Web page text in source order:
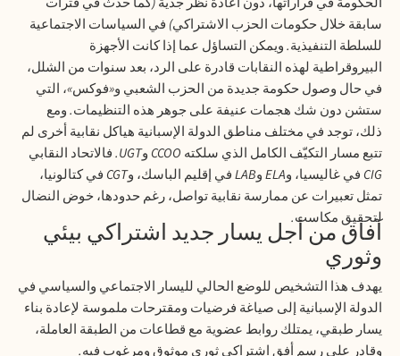
سابقة خلال حكومات الحزب الاشتراكي) في السياسات الاجتماعية
للسلطة التنفيذية.ويمكن التساؤل عما إذا كانت الأجهزة
البيروقراطية لهذه النقابات قادرة على الرد، بعد سنوات من الشلل،
في حال وصول حكومة جديدة من الحزب الشعبي و«فوكس»، التي
ستشن دون شك هجمات عنيفة على جوهر هذه التنظيمات.ومع
ذلك، توجد في مختلف مناطق الدولة الإسبانية هياكل نقابية أخرى لم
تتبع مسار التكيّف الكامل الذي سلكته CCOO وUGT. فالاتحاد النقابي
CIG في غاليسيا، وELAوLABفي إقليم الباسك، وCGT في كتالونيا،
تمثل تعبيرات عن ممارسة نقابية تواصل، رغم حدودها، خوض النضال
لتحقيق مكاسب.
آفاق من أجل يسار جديد اشتراكي بيئي
وثوري
يهدف هذا التشخيص للوضع الحالي لليسار الاجتماعي والسياسي في
الدولة الإسبانية إلى صياغة فرضيات ومقترحات ملموسة لإعادة بناء
يسار طبقي، يمتلك روابط عضوية مع قطاعات من الطبقة العاملة،
وقادر على رسم أفق اشتراكي ثوري موثوق ومرغوب فيه.